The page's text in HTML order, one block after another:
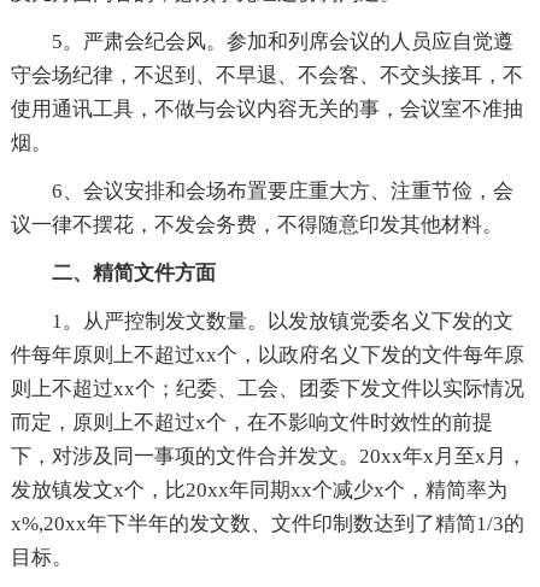
5。严肃会纪会风。参加和列席会议的人员应自觉遵
守会场纪律，不迟到、不早退、不会客、不交头接耳，不
使用通讯工具，不做与会议内容无关的事，会议室不准抽
烟。
6、会议安排和会场布置要庄重大方、注重节俭，会
议一律不摆花，不发会务费，不得随意印发其他材料。
二、精简文件方面
1。从严控制发文数量。以发放镇党委名义下发的文
件每年原则上不超过xx个，以政府名义下发的文件每年原
则上不超过xx个；纪委、工会、团委下发文件以实际情况
而定，原则上不超过x个，在不影响文件时效性的前提
下，对涉及同一事项的文件合并发文。20xx年x月至x月，
发放镇发文x个，比20xx年同期xx个减少x个，精简率为
x%,20xx年下半年的发文数、文件印制数达到了精简1/3的
目标。